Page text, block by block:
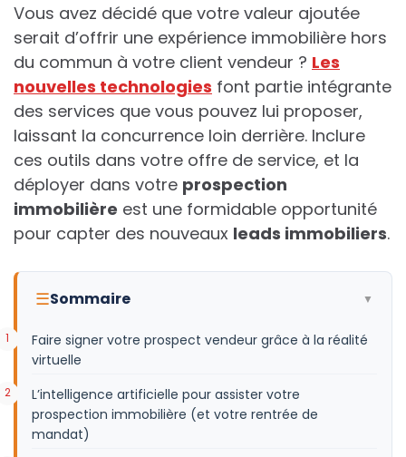
Vous avez décidé que votre valeur ajoutée
serait d’offrir une expérience immobilière hors
du commun à votre client vendeur ? Les
nouvelles technologies font partie intégrante
des services que vous pouvez lui proposer,
laissant la concurrence loin derrière. Inclure
ces outils dans votre offre de service, et la
déployer dans votre prospection
immobilière est une formidable opportunité
pour capter des nouveaux leads immobiliers.
☰Sommaire ▼
Faire signer votre prospect vendeur grâce à la réalité
virtuelle
L’intelligence artificielle pour assister votre
prospection immobilière (et votre rentrée de
mandat)